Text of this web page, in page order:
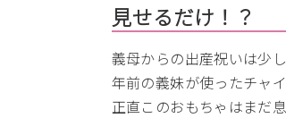
見せるだけ！？
義母からの出産祝いは少
年前の義妹が使ったチャ
正直このおもちゃはまだ